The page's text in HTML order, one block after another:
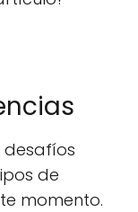
desafíos
de
momento.